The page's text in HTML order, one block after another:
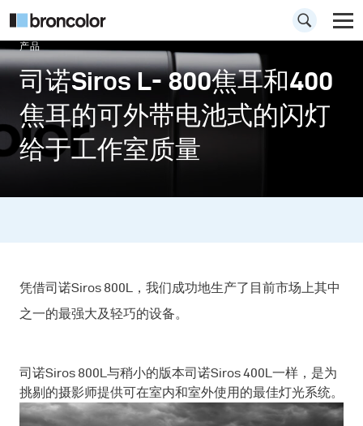
产品
司诺Siros L- 800焦耳和400
焦耳的可外带电池式的闪灯
给于工作室质量
凭借司诺Siros 800L，我们成功地生产了目前市场上其中
之一的最强大及轻巧的设备。
司诺Siros 800L与稍小的版本司诺Siros 400L一样，是为
挑剔的摄影师提供可在室内和室外使用的最佳灯光系统。